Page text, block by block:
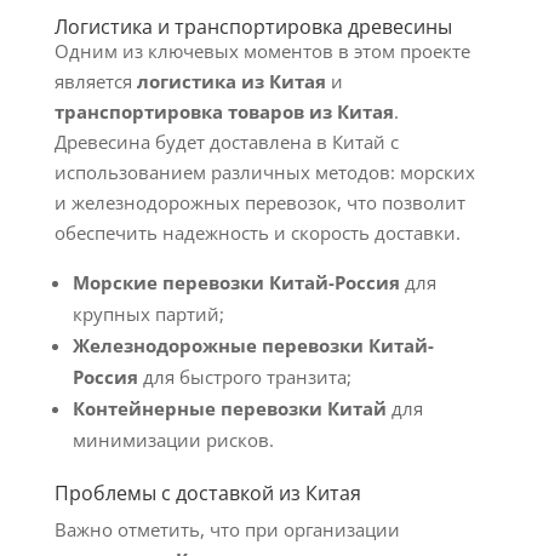
Логистика и транспортировка древесины
Одним из ключевых моментов в этом проекте
является логистика из Китая и
транспортировка товаров из Китая.
Древесина будет доставлена в Китай с
использованием различных методов: морских
и железнодорожных перевозок, что позволит
обеспечить надежность и скорость доставки.
Морские перевозки Китай-Россия для
крупных партий;
Железнодорожные перевозки Китай-
Россия для быстрого транзита;
Контейнерные перевозки Китай для
минимизации рисков.
Проблемы с доставкой из Китая
Важно отметить, что при организации